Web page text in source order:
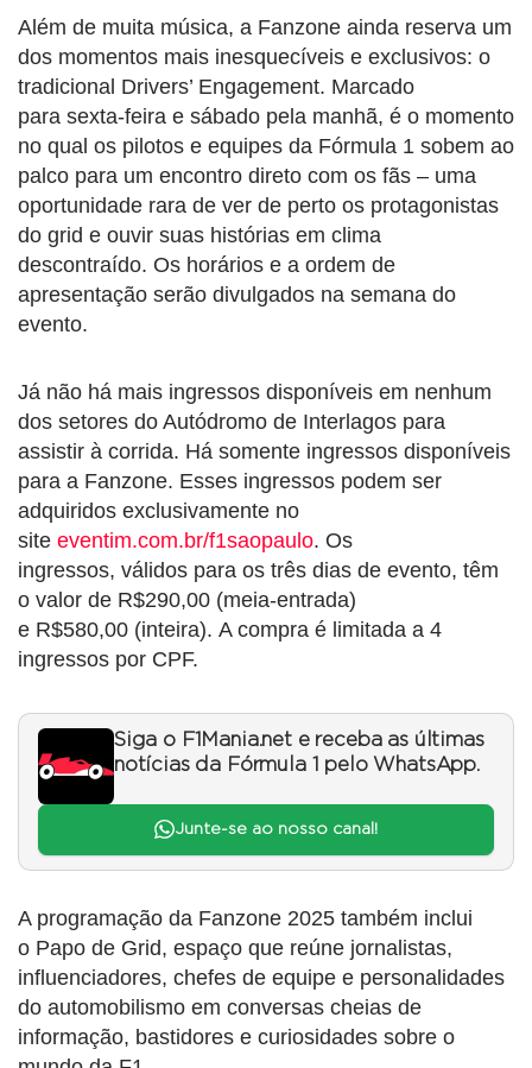
Além de muita música, a Fanzone ainda reserva um
dos momentos mais inesquecíveis e exclusivos: o
tradicional Drivers’ Engagement. Marcado
para sexta-feira e sábado pela manhã, é o momento
no qual os pilotos e equipes da Fórmula 1 sobem ao
palco para um encontro direto com os fãs – uma
oportunidade rara de ver de perto os protagonistas
do grid e ouvir suas histórias em clima
descontraído. Os horários e a ordem de
apresentação serão divulgados na semana do
evento.
Já não há mais ingressos disponíveis em nenhum
dos setores do Autódromo de Interlagos para
assistir à corrida. Há somente ingressos disponíveis
para a Fanzone. Esses ingressos podem ser
adquiridos exclusivamente no
site eventim.com.br/f1saopaulo. Os
ingressos, válidos para os três dias de evento, têm
o valor de R$290,00 (meia-entrada)
e R$580,00 (inteira). A compra é limitada a 4
ingressos por CPF.
Siga o F1Mania.net e receba as últimas
notícias da Fórmula 1 pelo WhatsApp.
Junte-se ao nosso canal!
A programação da Fanzone 2025 também inclui
o Papo de Grid, espaço que reúne jornalistas,
influenciadores, chefes de equipe e personalidades
do automobilismo em conversas cheias de
informação, bastidores e curiosidades sobre o